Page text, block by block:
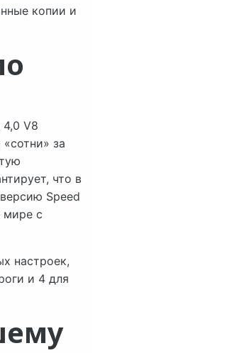
копии и
V8
за
что в
Speed
мире с
настроек,
и 4 для